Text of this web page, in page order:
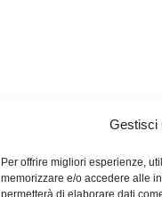
Gestisci
Per offrire migliori esperienze,
memorizzare e/o accedere alle
permetterà di elaborare dati